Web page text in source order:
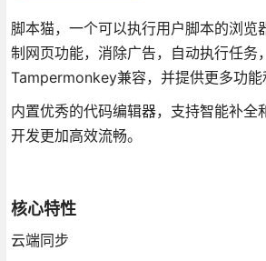
脚本猫，一个可以执行用户脚本的浏览
制网页功能，消除广告，自动执行任务
Tampermonkey兼容，并提供更多功能
内置优秀的代码编辑器，支持智能补全
开发更加高效流畅。
核心特性
云端同步